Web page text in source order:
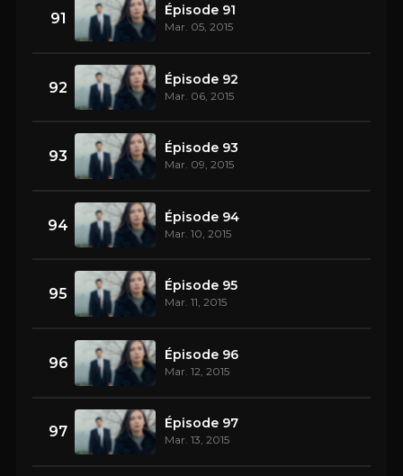
91 Épisode 91
Mar. 05, 2015
92 Épisode 92
Mar. 06, 2015
93 Épisode 93
Mar. 09, 2015
94 Épisode 94
Mar. 10, 2015
95 Épisode 95
Mar. 11, 2015
96 Épisode 96
Mar. 12, 2015
97 Épisode 97
Mar. 13, 2015